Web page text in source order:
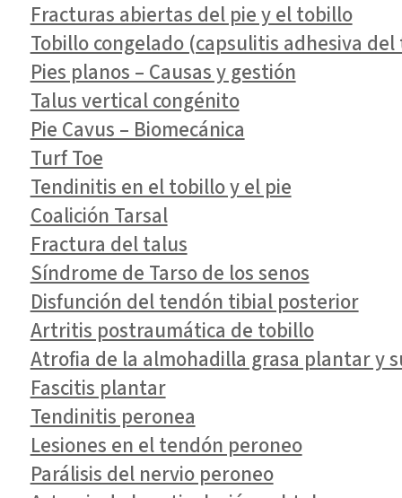
Fracturas abiertas del pie y el tobillo
Tobillo congelado (capsulitis adhesiva
Pies planos – Causas y gestión
Talus vertical congénito
Pie Cavus – Biomecánica
Turf Toe
Tendinitis en el tobillo y el pie
Coalición Tarsal
Fractura del talus
Síndrome de Tarso de los senos
Disfunción del tendón tibial posterior
Artritis postraumática de tobillo
Atrofia de la almohadilla grasa plantar y
Fascitis plantar
Tendinitis peronea
Lesiones en el tendón peroneo
Parálisis del nervio peroneo